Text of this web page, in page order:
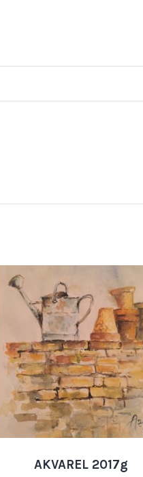
AKVAREL 2017g